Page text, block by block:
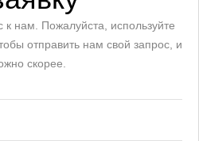
к нам. Пожалуйста, используйте
отправить нам свой запрос, и
скорее.